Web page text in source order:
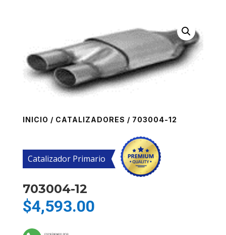
INICIO / CATALIZADORES / 703004-12
Catalizador Primario
703004-12
$4,593.00